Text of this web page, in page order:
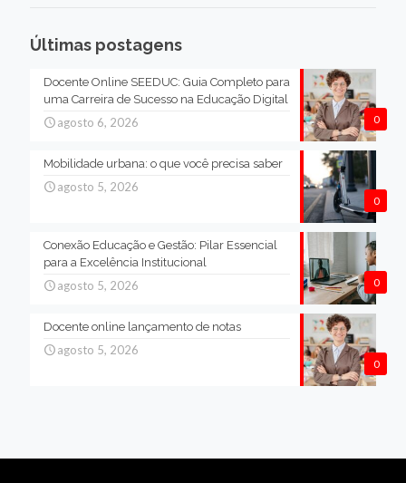
Últimas postagens
0
Docente Online SEEDUC: Guia Completo para
uma Carreira de Sucesso na Educação Digital
agosto 6, 2026
0
Mobilidade urbana: o que você precisa saber
agosto 5, 2026
0
Conexão Educação e Gestão: Pilar Essencial
para a Excelência Institucional
agosto 5, 2026
0
Docente online lançamento de notas
agosto 5, 2026